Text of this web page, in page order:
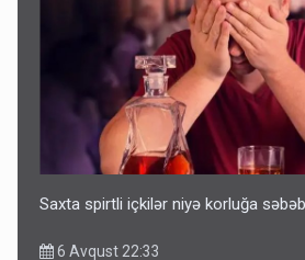
Saxta spirtli içkilər niyə korluğa
6 Avqust 22:33